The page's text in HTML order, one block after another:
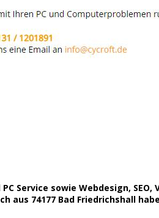
Service sowie Webdesign,
aus 74177 Bad Friedrichshall